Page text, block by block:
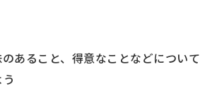
あること、得意なことなどについて